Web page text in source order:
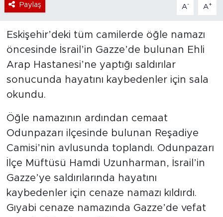
Paylaş A- A+
Eskişehir’deki tüm camilerde öğle namazı
öncesinde İsrail’in Gazze’de bulunan Ehli
Arap Hastanesi’ne yaptığı saldırılar
sonucunda hayatını kaybedenler için sala
okundu.
Öğle namazının ardından cemaat
Odunpazarı ilçesinde bulunan Reşadiye
Camisi’nin avlusunda toplandı. Odunpazarı
İlçe Müftüsü Hamdi Uzunharman, İsrail’in
Gazze’ye saldırılarında hayatını
kaybedenler için cenaze namazı kıldırdı.
Gıyabi cenaze namazında Gazze’de vefat